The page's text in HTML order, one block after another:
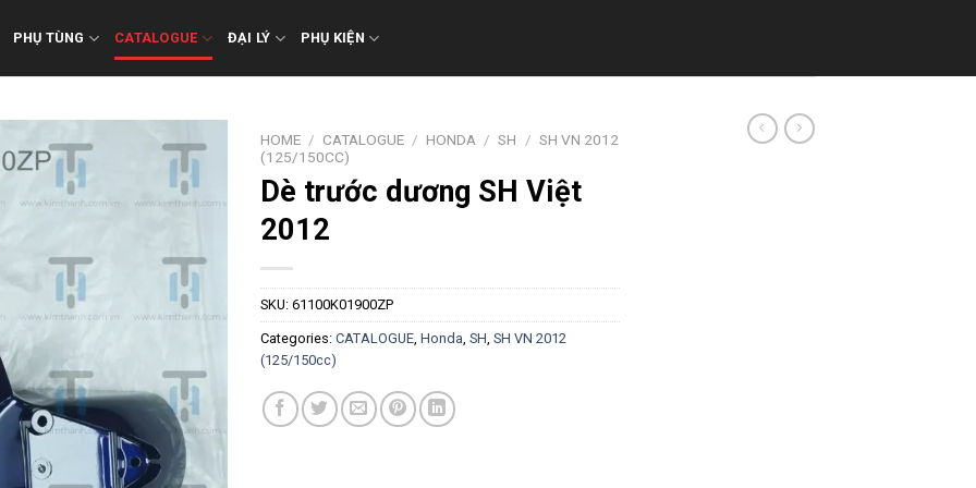
PHỤ TÙNG CATALOGUE ĐẠI LÝ PHỤ KIỆN
HOME / CATALOGUE / HONDA / SH / SH VN 2012
(125/150CC)
Dè trước dương SH Việt
2012
SKU: 61100K01900ZP
Categories: CATALOGUE Honda SH SH VN 2012
(125/150cc)